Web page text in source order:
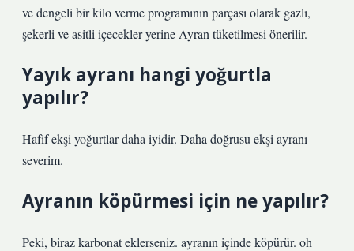
ve dengeli bir kilo verme programının parçası olarak gazlı,
şekerli ve asitli içecekler yerine Ayran tüketilmesi önerilir.
Yayık ayranı hangi yoğurtla
yapılır?
Hafif ekşi yoğurtlar daha iyidir. Daha doğrusu ekşi ayranı
severim.
Ayranın köpürmesi için ne yapılır?
Peki, biraz karbonat eklerseniz. ayranın içinde köpürür. oh